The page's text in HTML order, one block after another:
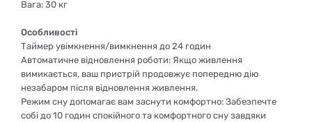
Вага: 30 кг
Особливості
Таймер увімкнення/вимкнення до 24 годин
Автоматичне відновлення роботи: Якщо живлення
вимикається, ваш пристрій продовжує попередню дію
незабаром після відновлення живлення.
Режим сну допомагає вам заснути комфортно: Забезпечте
собі до 10 годин спокійного та комфортного сну завдяки